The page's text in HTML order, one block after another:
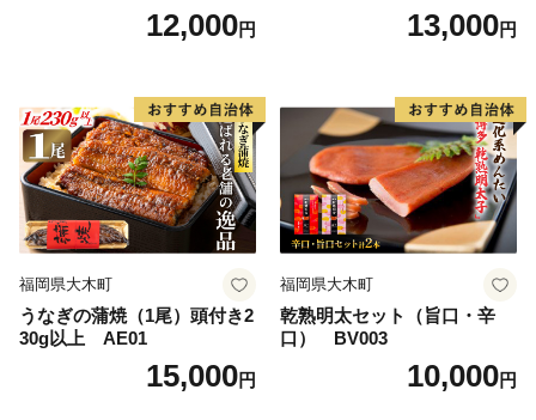
12,000円 13,000円
福岡県大木町
うなぎの蒲焼（1尾）頭付き2
30g以上 AE01
15,000円
福岡県大木町
乾熟明太セット（旨口・辛
口） BV003
10,000円